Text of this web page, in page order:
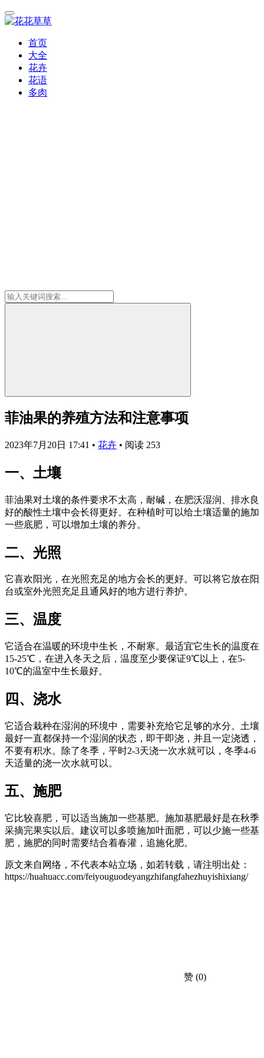
首页
大全
花卉
花语
多肉
菲油果的养殖方法和注意事项
2023年7月20日 17:41 • 花卉 • 阅读 253
一、土壤
菲油果对土壤的条件要求不太高，耐碱，在肥沃湿润、排水良
好的酸性土壤中会长得更好。在种植时可以给土壤适量的施加
一些底肥，可以增加土壤的养分。
二、光照
它喜欢阳光，在光照充足的地方会长的更好。可以将它放在阳
台或室外光照充足且通风好的地方进行养护。
三、温度
它适合在温暖的环境中生长，不耐寒。最适宜它生长的温度在
15-25℃，在进入冬天之后，温度至少要保证9℃以上，在5-
10℃的温室中生长最好。
四、浇水
它适合栽种在湿润的环境中，需要补充给它足够的水分。土壤
最好一直都保持一个湿润的状态，即干即浇，并且一定浇透，
不要有积水。除了冬季，平时2-3天浇一次水就可以，冬季4-6
天适量的浇一次水就可以。
五、施肥
它比较喜肥，可以适当施加一些基肥。施加基肥最好是在秋季
采摘完果实以后。建议可以多喷施加叶面肥，可以少施一些基
肥，施肥的同时需要结合着春灌，追施化肥。
原文来自网络，不代表本站立场，如若转载，请注明出处：
https://huahuacc.com/feiyouguodeyangzhifangfahezhuyishixiang/
赞 (0)